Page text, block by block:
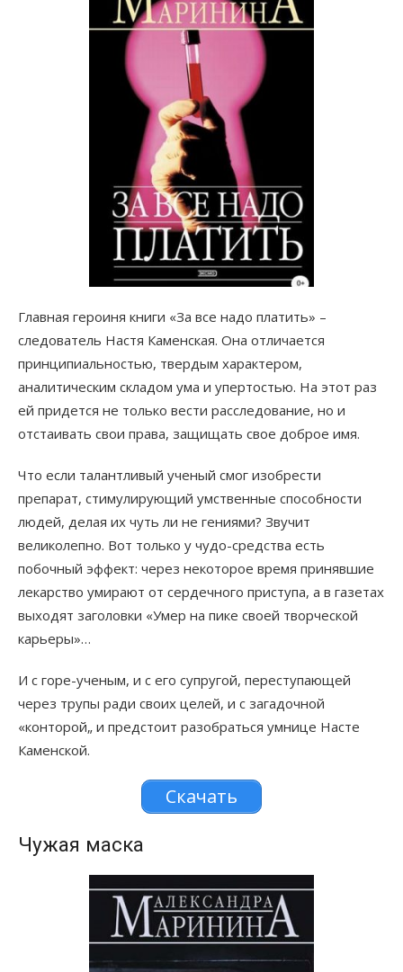
Главная героиня книги «За все надо платить» –
следователь Настя Каменская. Она отличается
принципиальностью, твердым характером,
аналитическим складом ума и упертостью. На этот раз
ей придется не только вести расследование, но и
отстаивать свои права, защищать свое доброе имя.
Что если талантливый ученый смог изобрести
препарат, стимулирующий умственные способности
людей, делая их чуть ли не гениями? Звучит
великолепно. Вот только у чудо-средства есть
побочный эффект: через некоторое время принявшие
лекарство умирают от сердечного приступа, а в газетах
выходят заголовки «Умер на пике своей творческой
карьеры»…
И с горе-ученым, и с его супругой, переступающей
через трупы ради своих целей, и с загадочной
«конторой„ и предстоит разобраться умнице Насте
Каменской.
Скачать
Чужая маска